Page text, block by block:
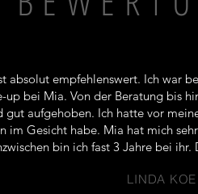
absolut empfehlenswert. Ich war
up bei Mia. Von der Beratung bis
gut aufgehoben. Ich hatte vor
im Gesicht habe. Mia hat mich
bin ich fast 3 Jahre bei ihr.
LINDA KOE